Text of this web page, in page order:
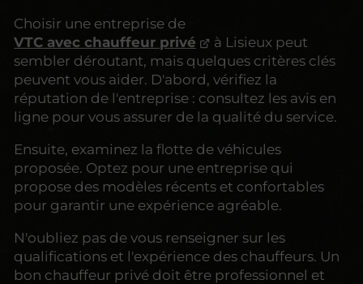
Choisir une entreprise de
VTC avec chauffeur privé
à Lisieux peut
sembler déroutant, mais quelques critères clés
peuvent vous aider. D'abord, vérifiez la
réputation de l'entreprise : consultez les avis en
ligne pour vous assurer de la qualité du service.
Ensuite, examinez la flotte de véhicules
proposée. Optez pour une entreprise qui
propose des modèles récents et confortables
pour garantir une expérience agréable.
N'oubliez pas de vous renseigner sur les
qualifications et l'expérience des chauffeurs. Un
bon chauffeur privé doit être professionnel et